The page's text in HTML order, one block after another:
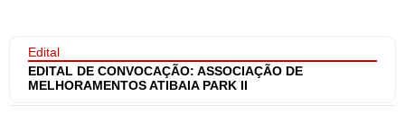
Edital
EDITAL DE CONVOCAÇÃO: ASSOCIAÇÃO DE
MELHORAMENTOS ATIBAIA PARK II